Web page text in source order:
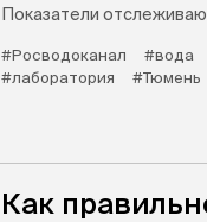
Показатели
#Росводоканал #вода
#лаборатория
#Тюмень
Как